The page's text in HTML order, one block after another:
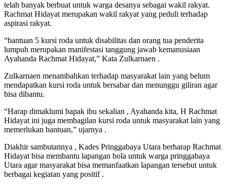
telah banyak berbuat untuk warga desanya sebagai wakil rakyat.
Rachmat Hidayat merupakan wakil rakyat yang peduli terhadap
aspirasi rakyat.
“bantuan 5 kursi roda untuk disabilitas dan orang tua penderita
lumpuh merupakan manifestasi tanggung jawab kemanusiaan
Ayahanda Rachmat Hidayat,” Kata Zulkarnaen .
Zulkarnaen menambahkan terhadap masyarakat lain yang belum
mendapatkan kursi roda untuk bersabar dan menunggu giliran agar
bisa dibantu.
“Harap dimaklumi bapak ibu sekalian , Ayahanda kita, H Rachmat
Hidayat ini juga membagilan kursi roda untuk masyarakat lain yang
memerlukan bantuan,” ujarnya .
Diakhir sambutannya , Kades Pringgabaya Utara berharap Rachmat
Hidayat bisa membantu lapangan bola untuk warga pringgabaya
Utara agar masyarakat bisa memanfaatkan lapangan tersebut untuk
berbagai kegiatan yang positif .